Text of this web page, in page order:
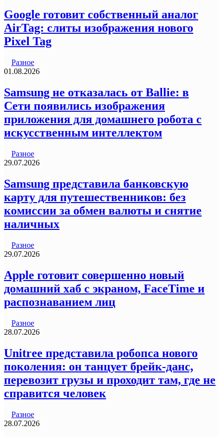
Google готовит собственный аналог
AirTag: слиты изображения нового
Pixel Tag
Разное
01.08.2026
Samsung не отказалась от Ballie: в
Сети появились изображения
приложения для домашнего робота с
искусственным интеллектом
Разное
29.07.2026
Samsung представила банковскую
карту для путешественников: без
комиссии за обмен валюты и снятие
наличных
Разное
29.07.2026
Apple готовит совершенно новый
домашний хаб с экраном, FaceTime и
распознаванием лиц
Разное
28.07.2026
Unitree представила робопса нового
поколения: он танцует брейк-данс,
перевозит грузы и проходит там, где не
справится человек
Разное
28.07.2026